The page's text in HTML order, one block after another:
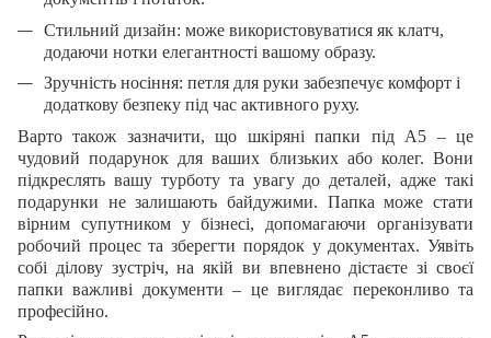
Стильний дизайн: може використовуватися як клатч,
додаючи нотки елегантності вашому образу.
Зручність носіння: петля для руки забезпечує комфорт і
додаткову безпеку під час активного руху.
Варто також зазначити, що шкіряні папки під А5 – це
чудовий подарунок для ваших близьких або колег. Вони
підкреслять вашу турботу та увагу до деталей, адже такі
подарунки не залишають байдужими. Папка може стати
вірним супутником у бізнесі, допомагаючи організувати
робочий процес та зберегти порядок у документах. Уявіть
собі ділову зустріч, на якій ви впевнено дістаєте зі своєї
папки важливі документи – це виглядає переконливо та
професійно.